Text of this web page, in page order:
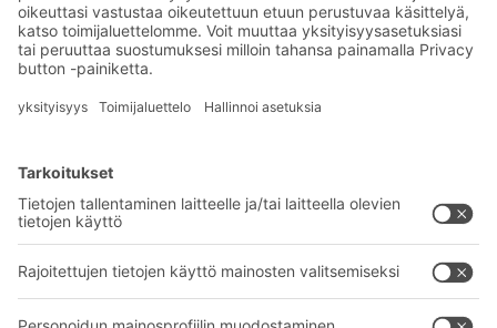
Eksklusiiviset alennukset
Tuoteinnovaatiot
BITO-ratkaisut
Laatikot ja säiliöt
Neuvonta & Palvelu
BITO PROJEKTIOPAS